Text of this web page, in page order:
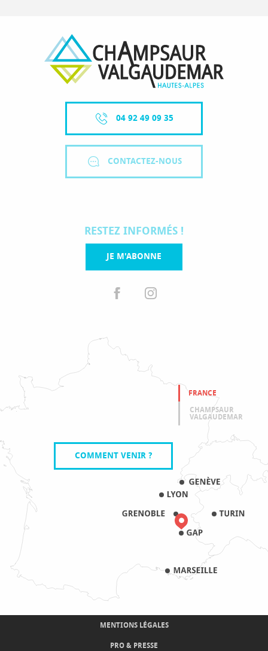
04 92 49 09 35
CONTACTEZ-NOUS
RESTEZ INFORMÉS !
JE M'ABONNE
FRANCE
CHAMPSAUR
VALGAUDEMAR
COMMENT VENIR ?
MENTIONS LÉGALES
PRO & PRESSE